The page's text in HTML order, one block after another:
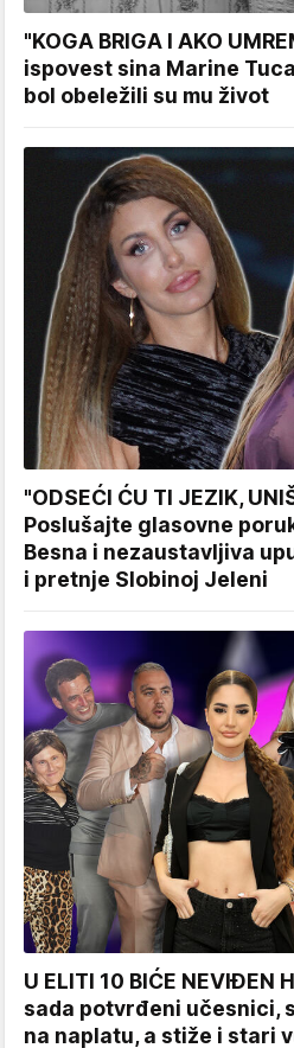
"KOGA BRIGA I AKO
ispovest sina Marine
bol obeležili su mu život
"ODSEĆI ĆU TI JEZIK,
Poslušajte glasovne
Besna i nezaustavljiva
i pretnje Slobinoj Jeleni
U ELITI 10 BIĆE NEVIĐEN
sada potvrđeni učesnici,
na naplatu, a stiže i stari